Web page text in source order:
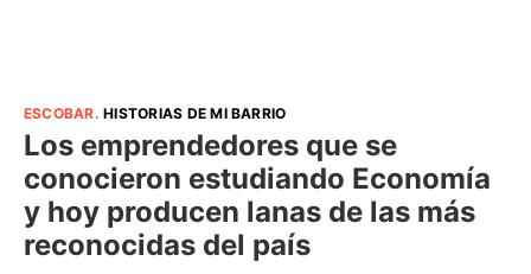
ESCOBAR.HISTORIAS DE MI BARRIO
Los emprendedores que se
conocieron estudiando Economía
y hoy producen lanas de las más
reconocidas del país